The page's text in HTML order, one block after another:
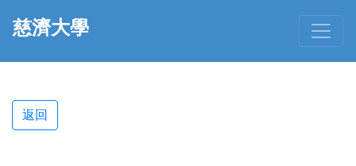
慈濟大學
返回